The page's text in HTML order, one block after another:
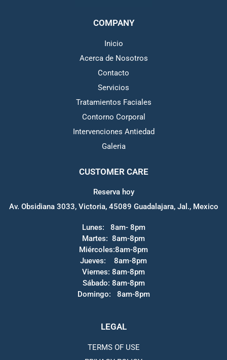
COMPANY
Inicio
Acerca de Nosotros
Contacto
Servicios
Tratamientos Faciales
Contorno Corporal
Intervenciones Antiedad
Galeria
CUSTOMER CARE
Reserva hoy
Av. Obsidiana 3033, Victoria, 45089 Guadalajara, Jal., Mexico
Lunes: 8am- 8pm
Martes: 8am-8pm
Miércoles:8am-8pm
Jueves: 8am-8pm
Viernes: 8am-8pm
Sábado: 8am-8pm
Domingo: 8am-8pm
LEGAL
TERMS OF USE